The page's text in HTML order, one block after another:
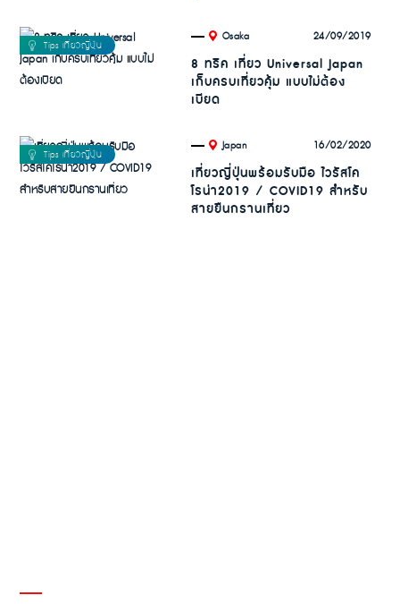
. Osaka 24/09/2019
8 ทริค เที่ยว Universal Japan
เก็บครบเที่ยวคุ้ม แบบไม่ต้อง
เบียด
. Japan 16/02/2020
เที่ยวญี่ปุ่นพร้อมรับมือ ไวรัสโค
โรน่า2019 / COVID19 สำหรับ
สายยืนกรานเที่ยว